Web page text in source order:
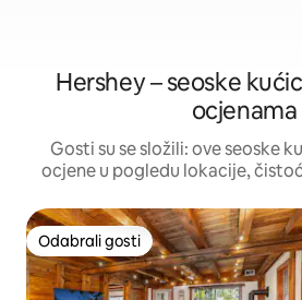
Hershey – seoske
ocjenama
Gosti su se složili: ove seoske
ocjene u pogledu lokacije,
Odabrali gosti
Odabrali gosti